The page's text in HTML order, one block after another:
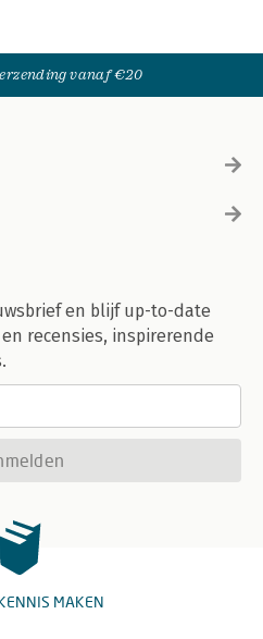
vanaf €20
en blijf up-to-date
recensies, inspirerende
MAKEN